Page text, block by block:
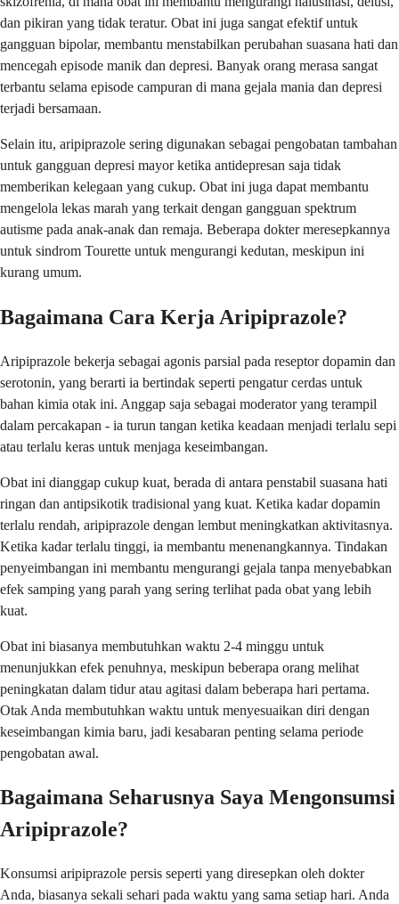
dan pikiran yang tidak teratur. Obat ini juga sangat efektif untuk
gangguan bipolar, membantu menstabilkan perubahan suasana hati dan
mencegah episode manik dan depresi. Banyak orang merasa sangat
terbantu selama episode campuran di mana gejala mania dan depresi
terjadi bersamaan.
Selain itu, aripiprazole sering digunakan sebagai pengobatan tambahan
untuk gangguan depresi mayor ketika antidepresan saja tidak
memberikan kelegaan yang cukup. Obat ini juga dapat membantu
mengelola lekas marah yang terkait dengan gangguan spektrum
autisme pada anak-anak dan remaja. Beberapa dokter meresepkannya
untuk sindrom Tourette untuk mengurangi kedutan, meskipun ini
kurang umum.
Bagaimana Cara Kerja Aripiprazole?
Aripiprazole bekerja sebagai agonis parsial pada reseptor dopamin dan
serotonin, yang berarti ia bertindak seperti pengatur cerdas untuk
bahan kimia otak ini. Anggap saja sebagai moderator yang terampil
dalam percakapan - ia turun tangan ketika keadaan menjadi terlalu sepi
atau terlalu keras untuk menjaga keseimbangan.
Obat ini dianggap cukup kuat, berada di antara penstabil suasana hati
ringan dan antipsikotik tradisional yang kuat. Ketika kadar dopamin
terlalu rendah, aripiprazole dengan lembut meningkatkan aktivitasnya.
Ketika kadar terlalu tinggi, ia membantu menenangkannya. Tindakan
penyeimbangan ini membantu mengurangi gejala tanpa menyebabkan
efek samping yang parah yang sering terlihat pada obat yang lebih
kuat.
Obat ini biasanya membutuhkan waktu 2-4 minggu untuk
menunjukkan efek penuhnya, meskipun beberapa orang melihat
peningkatan dalam tidur atau agitasi dalam beberapa hari pertama.
Otak Anda membutuhkan waktu untuk menyesuaikan diri dengan
keseimbangan kimia baru, jadi kesabaran penting selama periode
pengobatan awal.
Bagaimana Seharusnya Saya Mengonsumsi
Aripiprazole?
Konsumsi aripiprazole persis seperti yang diresepkan oleh dokter
Anda, biasanya sekali sehari pada waktu yang sama setiap hari. Anda